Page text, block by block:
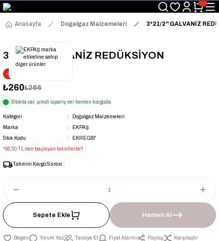
Üyelerimize Özel "uye2026" Koduyla Sepette Ekstra %3 İndirim
KAZAN-KASKAD İÇİN TEK ADRES
Anasayfa
Doğalgaz Malzemeleri 3*21/2'' GALVANİZ
3*21/2'' GALVANİZ REDÜKSİYON
-2% İNDİRİM
₺260₺266
Stokta var, şimdi sipariş ver hemen kargoda
Kategori
Doğalgaz Malzemeleri
Marka
EKPAŞ
Stok Kodu
EKREG87
*58,30 TL den başlayan taksitlerle!!
Tahmini Kargo Süresi :
Sepete Ekle Hemen Al
Yorum Yaz Tavsiye Et Fiyat Alarmı Paylaş Karşılaştır